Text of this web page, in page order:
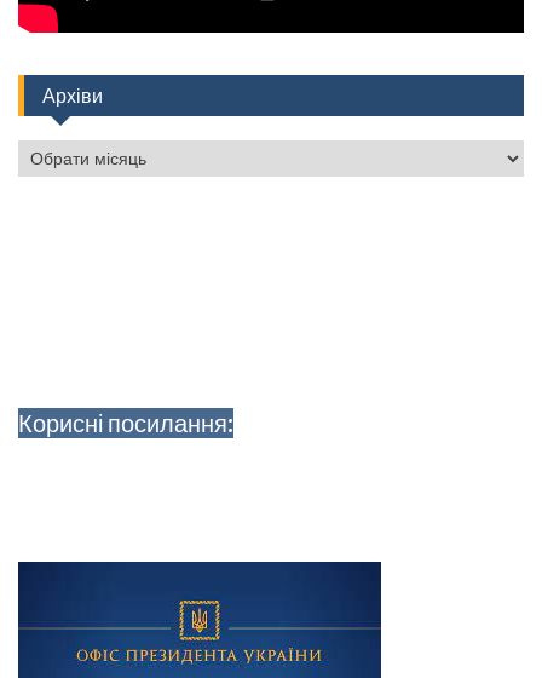
Архіви
Архіви
Корисні посилання: